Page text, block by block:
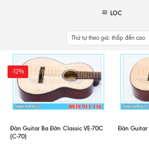
LỌC
-12%
Đàn Guitar Ba Đờn Classic VE-70C
(C-70)
Đàn Guitar